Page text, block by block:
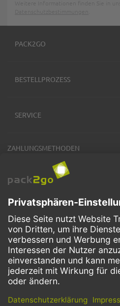
PACK2GO
BESTELLPROZESS
SERVICE
ZAHLUNGSMETHODEN
VERSANDARTEN
FacebookInstagramLinkedIn